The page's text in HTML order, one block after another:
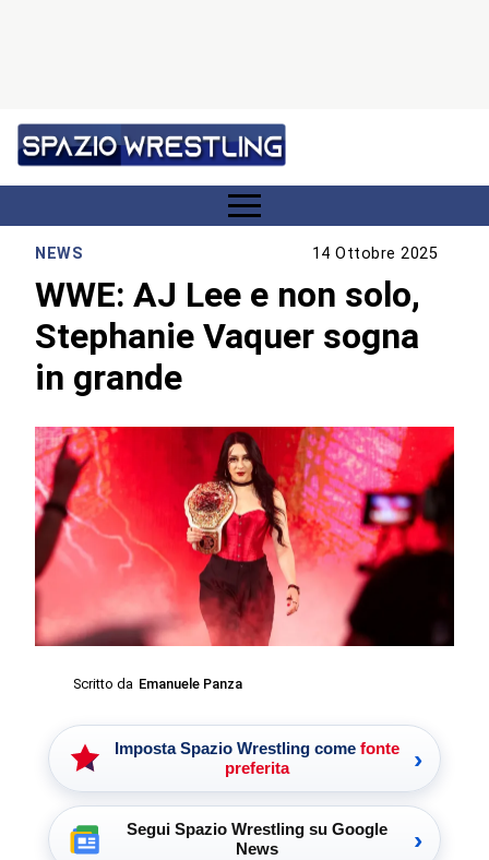
NEWS 14 Ottobre 2025
WWE: AJ Lee e non solo,
Stephanie Vaquer sogna
in grande
Scritto da Emanuele Panza
Imposta Spazio Wrestling come fonte
preferita
›
Segui Spazio Wrestling su Google
News
›